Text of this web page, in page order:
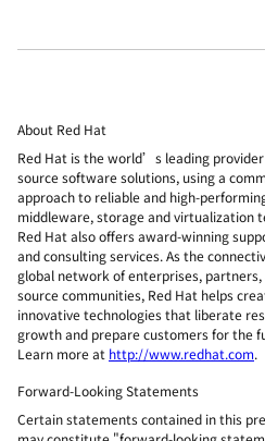
About Red Hat
Red Hat is the world’s leading
source software solutions, using a
approach to reliable and high-
middleware, storage and virtualization
Red Hat also offers award-winning
and consulting services. As the
global network of enterprises, partners,
source communities, Red Hat helps
innovative technologies that liberate
growth and prepare customers for the
Learn more at http://www.redhat.com.
Forward-Looking Statements
Certain statements contained in this